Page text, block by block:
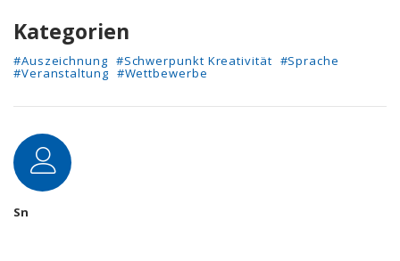
Kategorien
#Auszeichnung #Schwerpunkt Kreativität #Sprache
#Veranstaltung #Wettbewerbe
Autor
Sn